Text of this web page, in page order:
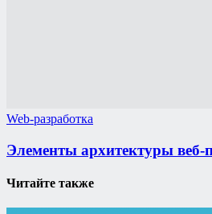
Web-разработка
Элементы архитектуры
Читайте также